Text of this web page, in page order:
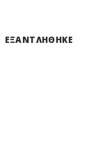
ΕΞΑΝΤΛΗΘΗΚΕ